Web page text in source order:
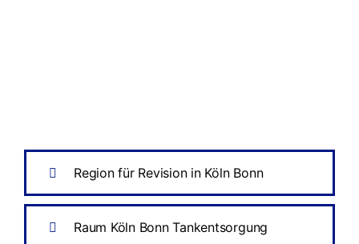
Region für Revision in Köln Bonn
Raum Köln Bonn Tankentsorgung